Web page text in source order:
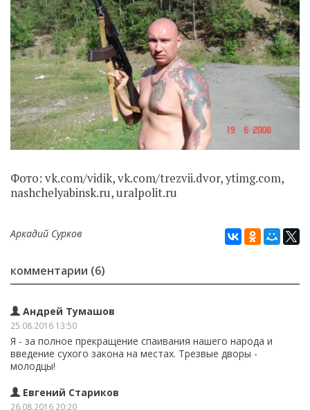
Фото: vk.com/vidik, vk.com/trezvii.dvor, ytimg.com,
nashchelyabinsk.ru, uralpolit.ru
Аркадий Сурков
комментарии (6)
Андрей Тумашов
25.08.2016 13:50
Я - за полное прекращение спаивания нашего народа и
введение сухого закона на местах. Трезвые дворы -
молодцы!
Евгений Стариков
26.08.2016 20:20